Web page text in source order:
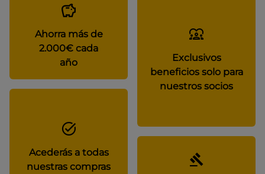
Ahorra más de
2.000€ cada
año
Exclusivos
beneficios solo para
nuestros socios
Acederás a todas
nuestras compras